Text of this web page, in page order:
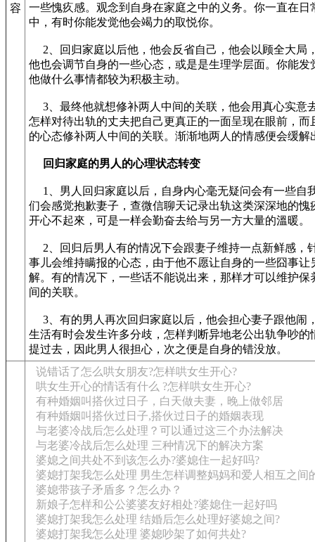
容
一些愧疚感。观念到自身在家庭之中的义务。你一直在日
中，有时你能发觉他会竭力的取悦你。
2、回归家庭以后他，他会反省自己，他会以顾全大局
他也会调节自身的一些心态，或是是生理学层面。你能发
他做什么事情都较为积极主动。
3、最终他就想修补两人中间的关联，他会用真心实意
怎样对待出轨的丈夫把自己更真正的一面呈现在眼前，而
的心态修补两人中间的关联。渐渐地两人的情感便会缓解
回归家庭的男人的心理状态转变
1、男人回归家庭以后，自身内心毫无疑问会有一些自
们会感觉抱歉妻子，查微信聊天记录出轨这类深深地的愧
开心不起來，可是一样会勤奋去给与另一方大量的溫暖。
2、回归后男人有的情况下会跟妻子维持一点新鲜感，
事儿会维持瞒报的心态，由于他不愿让自身的一些囧事让
解。有的情况下，一些话不能说出来，那样才可以维护保
间的关联。
3、有的男人再次回归家庭以后，他会担心妻子跟他闹
生活有时会发生许多分歧，怎样判断异地老公出轨争吵的
提过去，因此男人很担心，次之便是自身的错没放。
说错话了怎么哄女朋友?怎样哄女生开心?
哄女生开心的情话有什么 ?怎样哄女生开心?
有种婚姻叫搭伙过日子，白天做夫妻，晚上做邻居
有种婚姻叫搭伙过日子,搭伙过日子的婚姻表现
与老婆冷战后怎么处理？可以通过这三个办法解决
与老婆冷战后怎么处理 三种情况下的解决方案
婆媳之间共处不到该怎么办?婆媳住一起好吗?
婆媳打架我怎么处理 男生怎样调整妈妈和爱人相互之间
婆媳带孩子矛盾多？怎么办？
新娘子怎样和公公婆婆友好相处?婆媳住一起好吗
婆媳打架我怎么处理 结婚后怎么处理好婆媳之间?
婆媳打架我怎么处理 婆媳吵架了如何共处?